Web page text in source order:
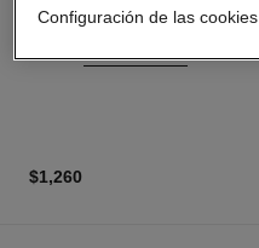
2 tonos disponibles
Añadir al Carrito
$1,260
Configuración de las cookies